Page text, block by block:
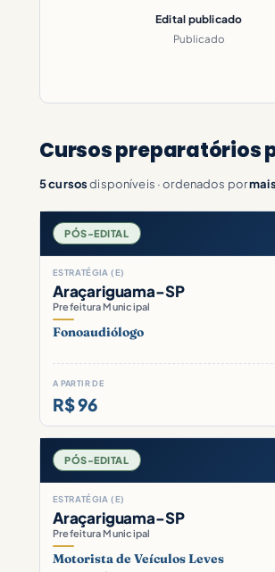
Edital publicado
Publicado
Cursos preparatórios
5 cursosdisponíveis · ordenados por
PÓS-EDITAL
ESTRATÉGIA (E)
Araçariguama-SP
Prefeitura Municipal
Fonoaudiólogo
A PARTIR DE
R$ 96
PÓS-EDITAL
ESTRATÉGIA (E)
Araçariguama-SP
Prefeitura Municipal
Motorista de Veículos Leves